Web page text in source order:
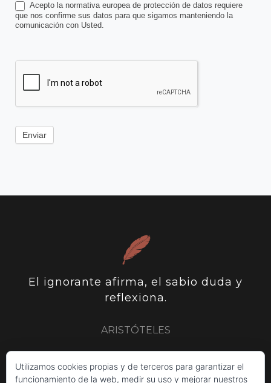
Acepto la normativa europea de protección de datos requiere
que nos confirme sus datos para que sigamos manteniendo la
comunicación con Usted.
Enviar
El ignorante afirma, el sabio duda y
reflexiona.
ARISTÓTELES
ARISTÓTELES PLUTARCO SIR FRANCIS BACON
Utilizamos cookies propias y de terceros para garantizar el
funcionamiento de la web, medir su uso y mejorar nuestros